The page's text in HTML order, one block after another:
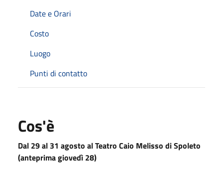
Date e Orari
Costo
Luogo
Punti di contatto
Cos'è
Dal 29 al 31 agosto al Teatro Caio Melisso di Spoleto
(anteprima giovedì 28)